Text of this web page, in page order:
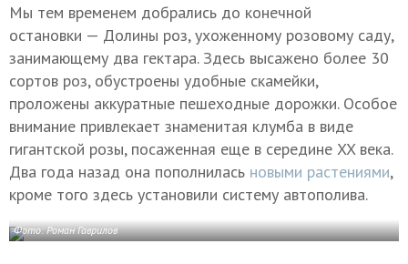
Мы тем временем добрались до конечной
остановки — Долины роз, ухоженному розовому саду,
занимающему два гектара. Здесь высажено более 30
сортов роз, обустроены удобные скамейки,
проложены аккуратные пешеходные дорожки. Особое
внимание привлекает знаменитая клумба в виде
гигантской розы, посаженная еще в середине XX века.
Два года назад она пополнилась новыми растениями,
кроме того здесь установили систему автополива.
Фото: Роман Гаврилов